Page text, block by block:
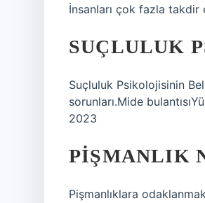
İnsanları çok fazla takdir
SUÇLULUK
Suçluluk Psikolojisinin
sorunları.Mide
2023
PIŞMANLIK
Pişmanlıklara